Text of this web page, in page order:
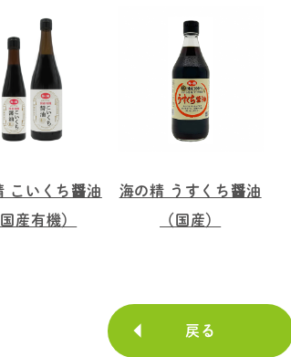
こいくち醤油
国産有機）
海の精 うすくち醤油
（国産）
戻る